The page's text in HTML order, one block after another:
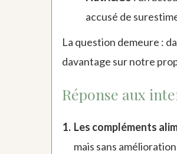
accusé de
La question demeure :
davantage sur notre
Réponse aux
Les compléments
mais sans